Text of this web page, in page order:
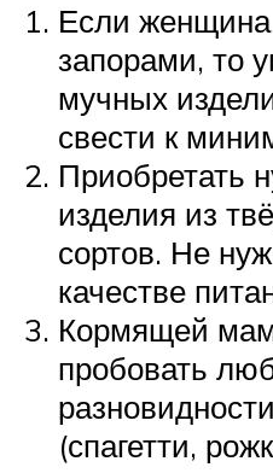
Если женщина
запорами, то
мучных
свести к
Приобретать
изделия из
сортов. Не
качестве
Кормящей
пробовать
(спагетти,